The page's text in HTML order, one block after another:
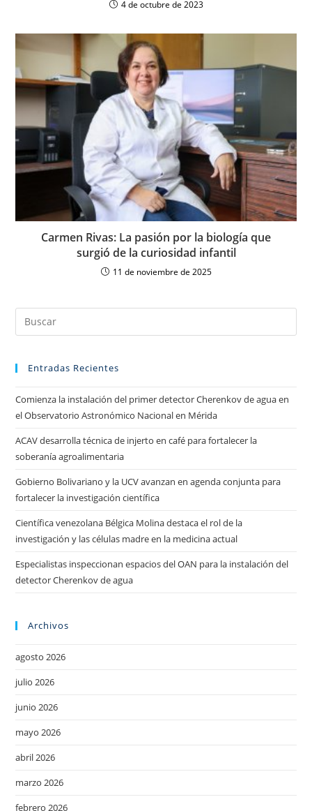
4 de octubre de 2023
Carmen Rivas: La pasión por la biología que
surgió de la curiosidad infantil
11 de noviembre de 2025
Entradas Recientes
Comienza la instalación del primer detector Cherenkov de agua en
el Observatorio Astronómico Nacional en Mérida
ACAV desarrolla técnica de injerto en café para fortalecer la
soberanía agroalimentaria
Gobierno Bolivariano y la UCV avanzan en agenda conjunta para
fortalecer la investigación científica
Científica venezolana Bélgica Molina destaca el rol de la
investigación y las células madre en la medicina actual
Especialistas inspeccionan espacios del OAN para la instalación del
detector Cherenkov de agua
Archivos
agosto 2026
julio 2026
junio 2026
mayo 2026
abril 2026
marzo 2026
febrero 2026